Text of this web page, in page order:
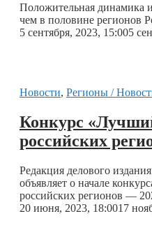
Положительная динамика
чем в половине регионов
5 сентября, 2023, 15:005
Новости, Регионы /
Конкурс
российских
Редакция делового
объявляет о начале
российских регионов —
20 июня, 2023, 18:0017